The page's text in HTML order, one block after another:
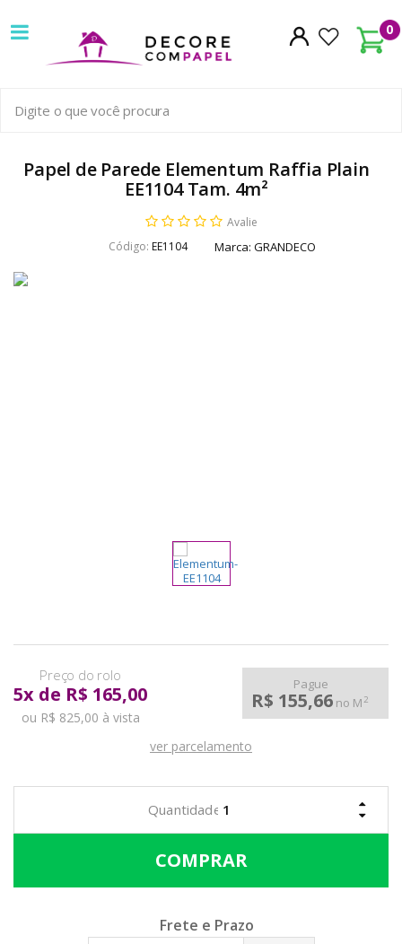
0
Decore
com
papel
pioneira
venda
Papel de Parede Elementum Raffia Plain
EE1104 Tam. 4m²
Avalie
Código: EE1104 Marca: GRANDECO
5x de R$ 165,00
ou R$ 825,00 à vista
Pague
R$ 155,66 no M2
ver parcelamento
Calcular o Frete